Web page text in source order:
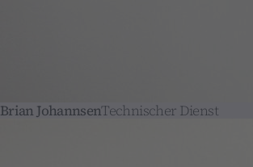
Brian JohannsenTechnischer Dienst